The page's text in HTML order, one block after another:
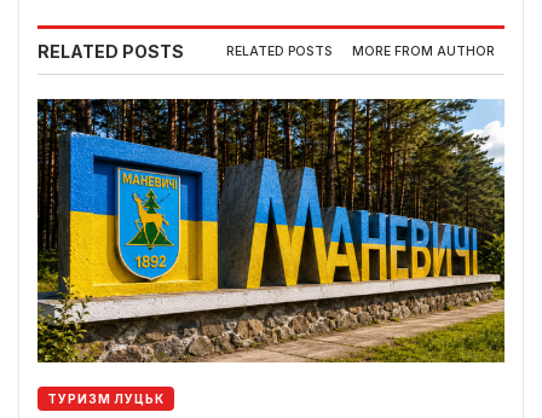
RELATED POSTS RELATED POSTS MORE FROM AUTHOR
ТУРИЗМ ЛУЦЬК